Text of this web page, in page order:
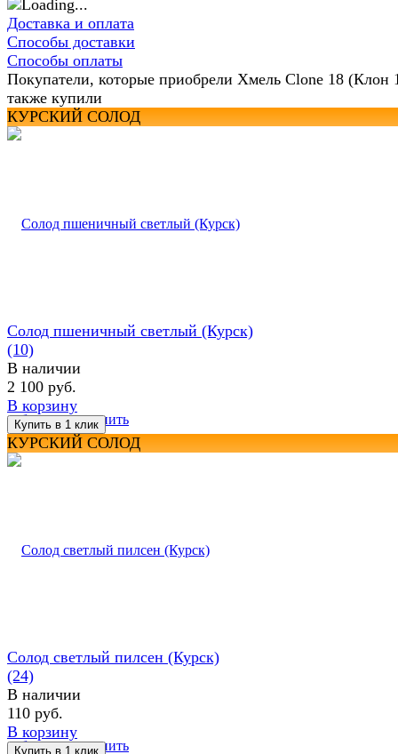
Доставка и оплата
Способы доставки
Способы оплаты
Покупатели, которые приобрели Хмель Clone 18 (Клон
также купили
КУРСКИЙ СОЛОД
избранное сравнить
Солод пшеничный светлый (Курск)
(10)
В наличии
2 100 руб.
В корзину
КУРСКИЙ СОЛОД
избранное сравнить
Солод светлый пилсен (Курск)
(24)
В наличии
110 руб.
В корзину